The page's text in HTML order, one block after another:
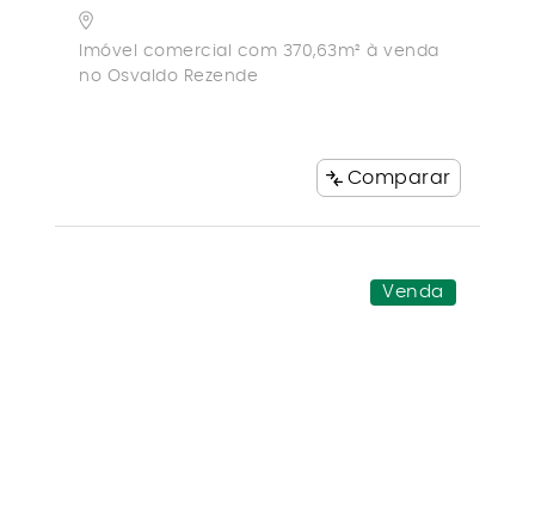
Imóvel comercial com 370,63m² à venda
no Osvaldo Rezende
Comparar
Venda